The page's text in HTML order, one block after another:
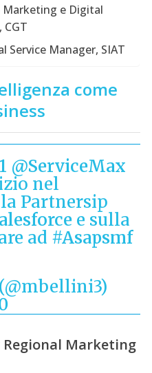
Marketing e Digital
CGT
Service Manager, SIAT
come
@ServiceMax
nel
Partnersip
e sulla
ad #Asapsmf
Regional Marketing